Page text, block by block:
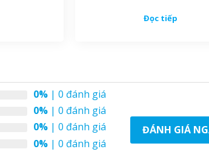
Đọc tiếp
0% | 0 đánh giá
0% | 0 đánh giá
0% | 0 đánh giá
0% | 0 đánh giá
ĐÁNH GIÁ